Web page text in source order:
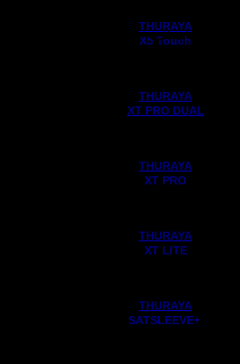
THURAYA
X5 Touch
THURAYA
XT PRO DUAL
THURAYA
XT PRO
THURAYA
XT LITE
THURAYA
+SATSLEEVE
تهران، خیابان خرمشهر، خیابان عربعلی، کوچه